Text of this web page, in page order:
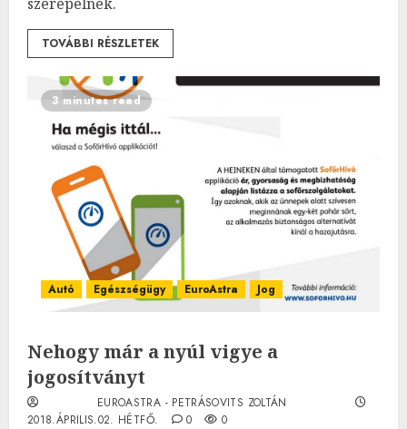
TOVÁBBI RÉSZLETEK
3 minutes read
Autó Egészségügy EuroAstra Jog
Nehogy már a nyúl vigye a
jogosítványt
EUROASTRA - PETRÁSOVITS ZOLTÁN
2018.ÁPRILIS.02. HÉTFŐ.
0 0